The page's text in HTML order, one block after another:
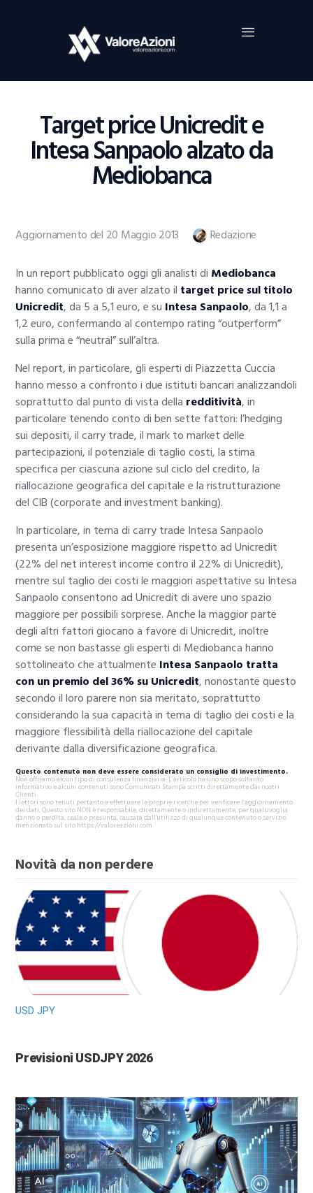
Target price Unicredit e
Intesa Sanpaolo alzato da
Mediobanca
Home
Investimenti
Borsa
Guide Al Trading
Criptovalute
Aggiornamento del 20 Maggio 2013 Redazione
In un report pubblicato oggi gli analisti di Mediobanca
hanno comunicato di aver alzato il target price sul titolo
Unicredit, da 5 a 5,1 euro, e su Intesa Sanpaolo, da 1,1 a
1,2 euro, confermando al contempo rating “outperform”
sulla prima e “neutral” sull’altra.
Nel report, in particolare, gli esperti di Piazzetta Cuccia
hanno messo a confronto i due istituti bancari analizzandoli
soprattutto dal punto di vista della redditività, in
particolare tenendo conto di ben sette fattori: l’hedging
sui depositi, il carry trade, il mark to market delle
partecipazioni, il potenziale di taglio costi, la stima
specifica per ciascuna azione sul ciclo del credito, la
riallocazione geografica del capitale e la ristrutturazione
del CIB (corporate and investment banking).
In particolare, in tema di carry trade Intesa Sanpaolo
presenta un’esposizione maggiore rispetto ad Unicredit
(22% del net interest income contro il 22% di Unicredit),
mentre sul taglio dei costi le maggiori aspettative su Intesa
Sanpaolo consentono ad Unicredit di avere uno spazio
maggiore per possibili sorprese. Anche la maggior parte
degli altri fattori giocano a favore di Unicredit, inoltre
come se non bastasse gli esperti di Mediobanca hanno
sottolineato che attualmente Intesa Sanpaolo tratta
con un premio del 36% su Unicredit, nonostante questo
secondo il loro parere non sia meritato, soprattutto
considerando la sua capacità in tema di taglio dei costi e la
maggiore flessibilità della riallocazione del capitale
derivante dalla diversificazione geografica.
Questo contenuto non deve essere considerato un consiglio di investimento.
Non offriamo alcun tipo di consulenza finanziaria. L’articolo ha uno scopo soltanto
informativo e alcuni contenuti sono Comunicati Stampa scritti direttamente dai nostri
Clienti.
I lettori sono tenuti pertanto a effettuare le proprie ricerche per verificare l’aggiornamento
dei dati. Questo sito NON è responsabile, direttamente o indirettamente, per qualsivoglia
danno o perdita, reale o presunta, causata dall'utilizzo di qualunque contenuto o servizio
menzionato sul sito https://valoreazioni.com.
Novità da non perdere
USD JPY
Previsioni USDJPY 2026